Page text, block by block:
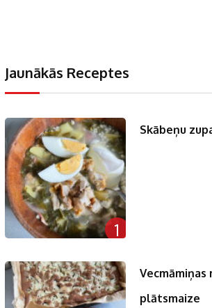
Jaunākās Receptes
1
Skābeņu
Vecmāmiņas
plātsmaize